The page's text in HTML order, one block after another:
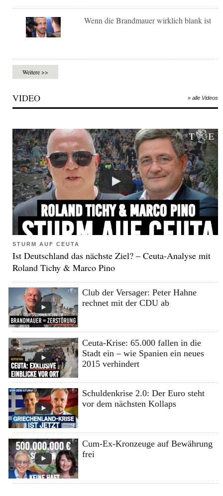
Wenn die Brandmauer wirklich blank ist
Weitere >>
VIDEO » alle Videos
STURM AUF CEUTA
Ist Deutschland das nächste Ziel? – Ceuta-Analyse mit
Roland Tichy & Marco Pino
Club der Versager: Peter Hahne
rechnet mit der CDU ab
Ceuta-Krise: 65.000 fallen in die
Stadt ein – wie Spanien ein neues
2015 verhindert
Schuldenkrise 2.0: Der Euro steht
vor dem nächsten Kollaps
Cum-Ex-Kronzeuge auf Bewährung
frei